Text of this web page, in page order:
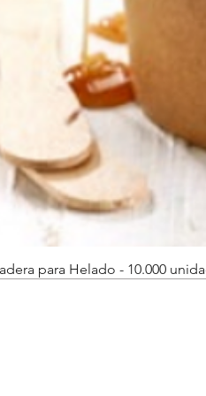
para Helado - 10.000